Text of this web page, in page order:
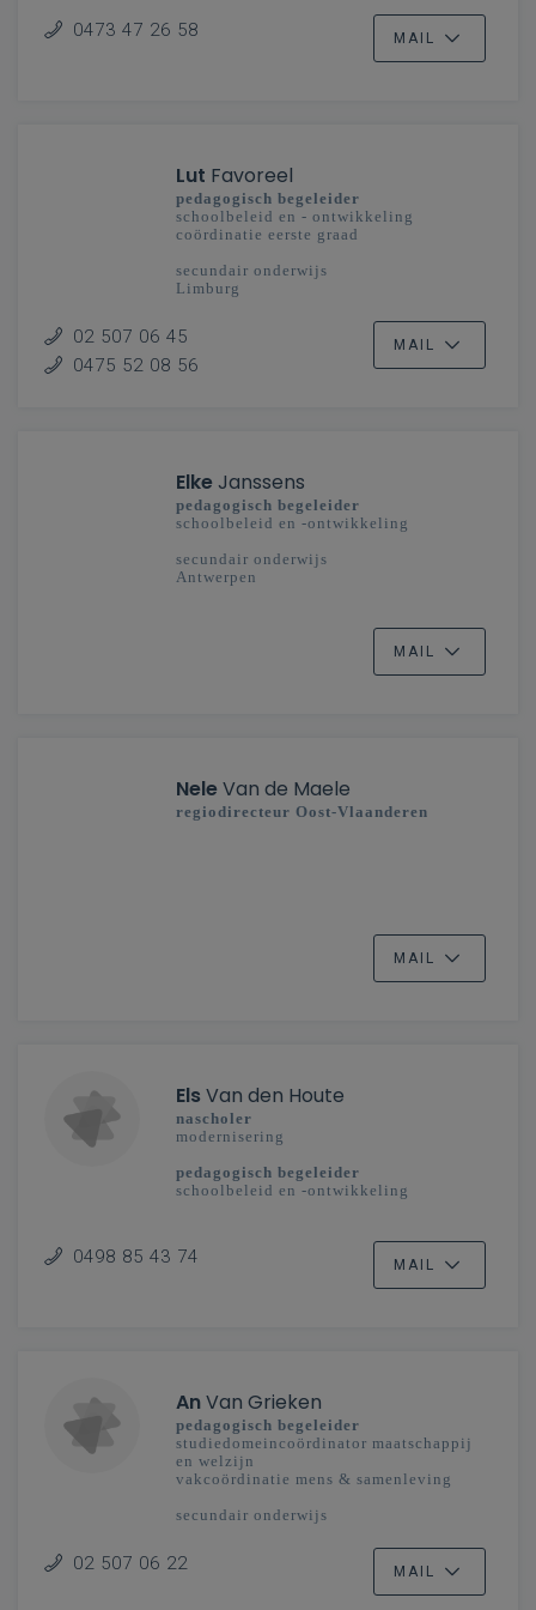
0473 47 26 58 MAIL
Lut Favoreel
pedagogisch begeleider
schoolbeleid en - ontwikkeling
coördinatie eerste graad
secundair onderwijs
Limburg
02 507 06 45
0475 52 08 56
MAIL
Elke Janssens
pedagogisch begeleider
schoolbeleid en -ontwikkeling
secundair onderwijs
Antwerpen
MAIL
NeleVan de Maele
regiodirecteur Oost-Vlaanderen
MAIL
ElsVan den Houte
nascholer
modernisering
pedagogisch begeleider
schoolbeleid en -ontwikkeling
0498 85 43 74 MAIL
AnVan Grieken
pedagogisch begeleider
studiedomeincoördinator maatschappij
en welzijn
vakcoördinatie mens & samenleving
secundair onderwijs
02 507 06 22 MAIL